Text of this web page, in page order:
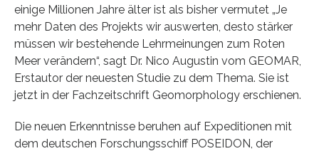
einige Millionen Jahre älter ist als bisher vermutet „Je
mehr Daten des Projekts wir auswerten, desto stärker
müssen wir bestehende Lehrmeinungen zum Roten
Meer verändern“, sagt Dr. Nico Augustin vom GEOMAR,
Erstautor der neuesten Studie zu dem Thema. Sie ist
jetzt in der Fachzeitschrift Geomorphology erschienen.
Die neuen Erkenntnisse beruhen auf Expeditionen mit
dem deutschen Forschungsschiff POSEIDON, der